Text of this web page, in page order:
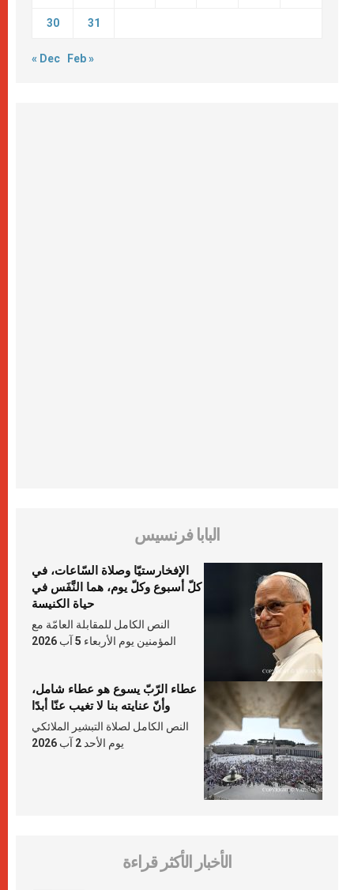
30 31
« Dec Feb »
البابا فرنسيس
الإفخارستيّا وصلاة السّاعات، في
كلّ أسبوع وكلّ يوم، هما النَّفَس في
حياة الكنيسة
النص الكامل للمقابلة العامّة مع
المؤمنين يوم الأربعاء 5 آب 2026
عطاء الرّبّ يسوع هو عطاء شامل،
وأنّ عنايته بنا لا تغيب عنّا أبدًا
النص الكامل لصلاة التبشير الملائكي
يوم الأحد 2 آب 2026
الأخبار الأكثر قراءة